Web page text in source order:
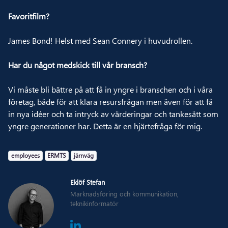
Eklöf Stefan
Marknadsföring och kommunikation,
teknikinformatör
Favoritfilm?
James Bond! Helst med Sean Connery i huvudrollen.
Har du något medskick till vår bransch?
Vi måste bli bättre på att få in yngre i branschen och i våra
företag, både för att klara resursfrågan men även för att få
in nya idéer och ta intryck av värderingar och tankesätt som
yngre generationer har. Detta är en hjärtefråga för mig.
tag
employees tag
ERMTS tag
järnväg